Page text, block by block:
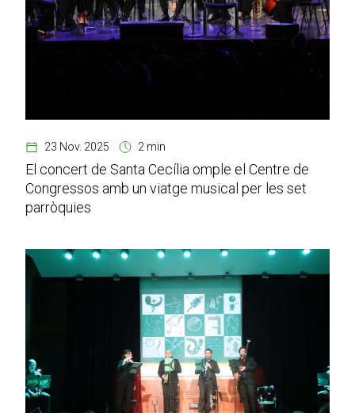
23 Nov. 2025 2 min
El concert de Santa Cecília omple el Centre de
Congressos amb un viatge musical per les set
parròquies